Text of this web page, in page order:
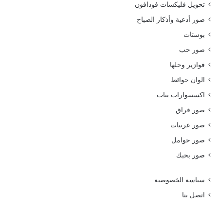
تحويل فليكسات فودافون
صور أدعية وأذكار الصباح
بوستات
صور حب
فوازير وحلها
الوان حوائط
اكسسوارات بنات
صور فراق
صور عربيات
صور حوامل
صور بحبك
سياسة الخصوصية
اتصل بنا